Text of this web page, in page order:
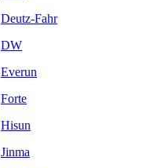
Deutz-Fahr
DW
Everun
Forte
Hisun
Jinma